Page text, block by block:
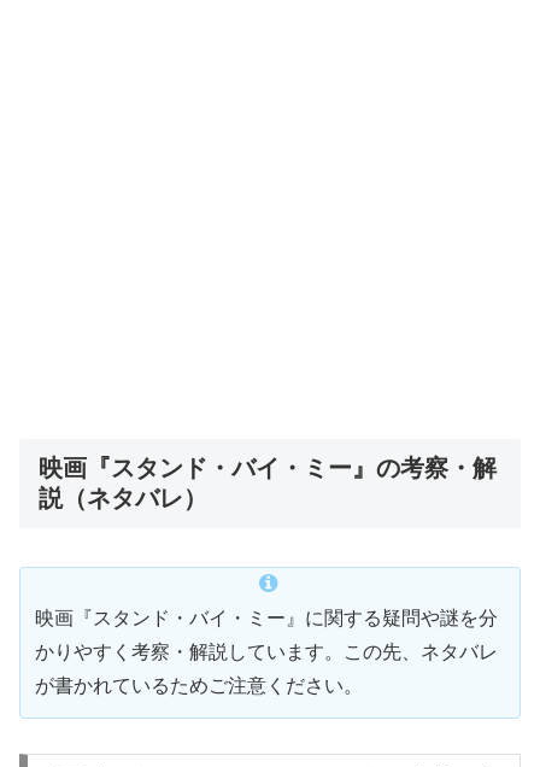
映画『スタンド・バイ・ミー』の考察・解
説（ネタバレ）
映画『スタンド・バイ・ミー』に関する疑問や謎を分
かりやすく考察・解説しています。この先、ネタバレ
が書かれているためご注意ください。